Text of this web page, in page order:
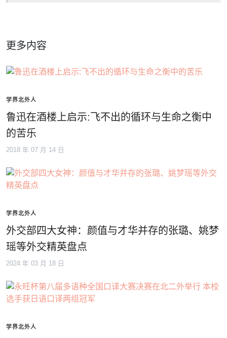
更多内容
学界北外人
鲁迅在酒楼上启示:飞不出的循环与生命之衡中
的苦乐
2018 年 07 月 14 日
学界北外人
外交部四大女神：颜值与才华并存的张璐、姚梦
瑶等外交精英盘点
2024 年 03 月 18 日
学界北外人